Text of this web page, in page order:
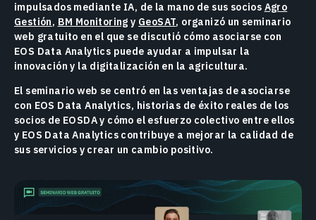
impulsados mediante IA, de la mano de sus socios Agro
Gestión, BM Monitoring y GeoSAT, organizó un seminario
web gratuito en el que se discutió cómo asociarse con
EOS Data Analytics puede ayudar a impulsar la
innovación y la digitalización en la agricultura.
El seminario web se centró en las ventajas de asociarse
con EOS Data Analytics, historias de éxito reales de los
socios de EOSDA y cómo el esfuerzo colectivo entre ellos
y EOS Data Analytics contribuye a mejorar la calidad de
sus servicios y crear un cambio positivo.